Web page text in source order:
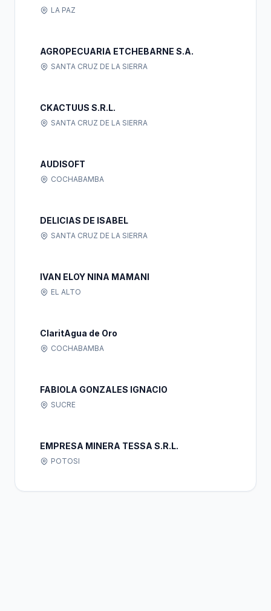
LA PAZ
AGROPECUARIA ETCHEBARNE S.A.
SANTA CRUZ DE LA SIERRA
CKACTUUS S.R.L.
SANTA CRUZ DE LA SIERRA
AUDISOFT
COCHABAMBA
DELICIAS DE ISABEL
SANTA CRUZ DE LA SIERRA
IVAN ELOY NINA MAMANI
EL ALTO
ClaritAgua de Oro
COCHABAMBA
FABIOLA GONZALES IGNACIO
SUCRE
EMPRESA MINERA TESSA S.R.L.
POTOSI